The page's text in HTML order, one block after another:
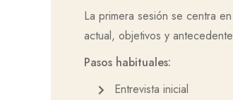
La primera sesión se centra
actual, objetivos y
Pasos habituales:
Entrevista inicial